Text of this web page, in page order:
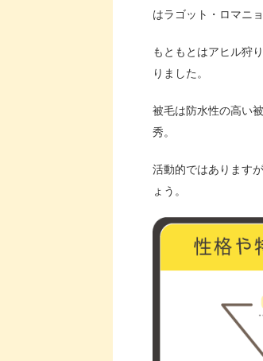
はラゴット・ロマニ
もともとはアヒル狩
りました。
被毛は防水性の高い
秀。
活動的ではあります
ょう。